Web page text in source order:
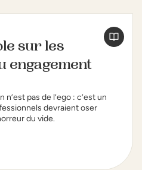
sur les
engagement
pas de l’ego : c’est un
devraient oser
du vide.